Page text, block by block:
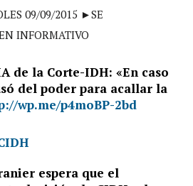
09/09/2015 ►SE
INFORMATIVO
de la Corte-IDH: «En caso
del poder para acallar la
wp.me/p4moBP-2bd
espera que el